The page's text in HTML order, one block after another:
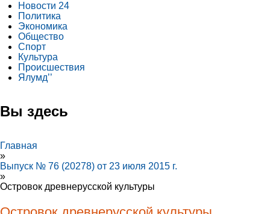
Новости 24
Политика
Экономика
Общество
Спорт
Культура
Происшествия
Ялумд’’
Вы здесь
Главная
»
Выпуск № 76 (20278) от 23 июля 2015 г.
»
Островок древнерусской культуры